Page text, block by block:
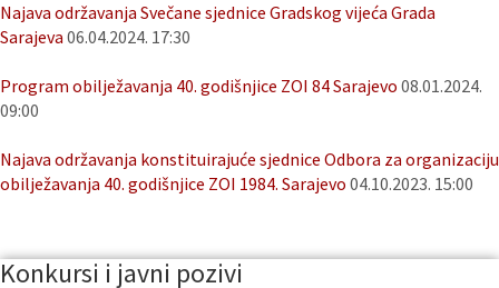
Najava održavanja Svečane sjednice Gradskog vijeća Grada
Sarajeva 06.04.2024. 17:30
Program obilježavanja 40. godišnjice ZOI 84 Sarajevo 08.01.2024.
09:00
Najava održavanja konstituirajuće sjednice Odbora za organizaciju
obilježavanja 40. godišnjice ZOI 1984. Sarajevo 04.10.2023. 15:00
Konkursi i javni pozivi